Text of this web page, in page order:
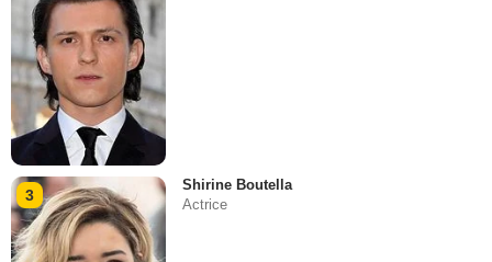
3
Shirine Boutella
Actrice